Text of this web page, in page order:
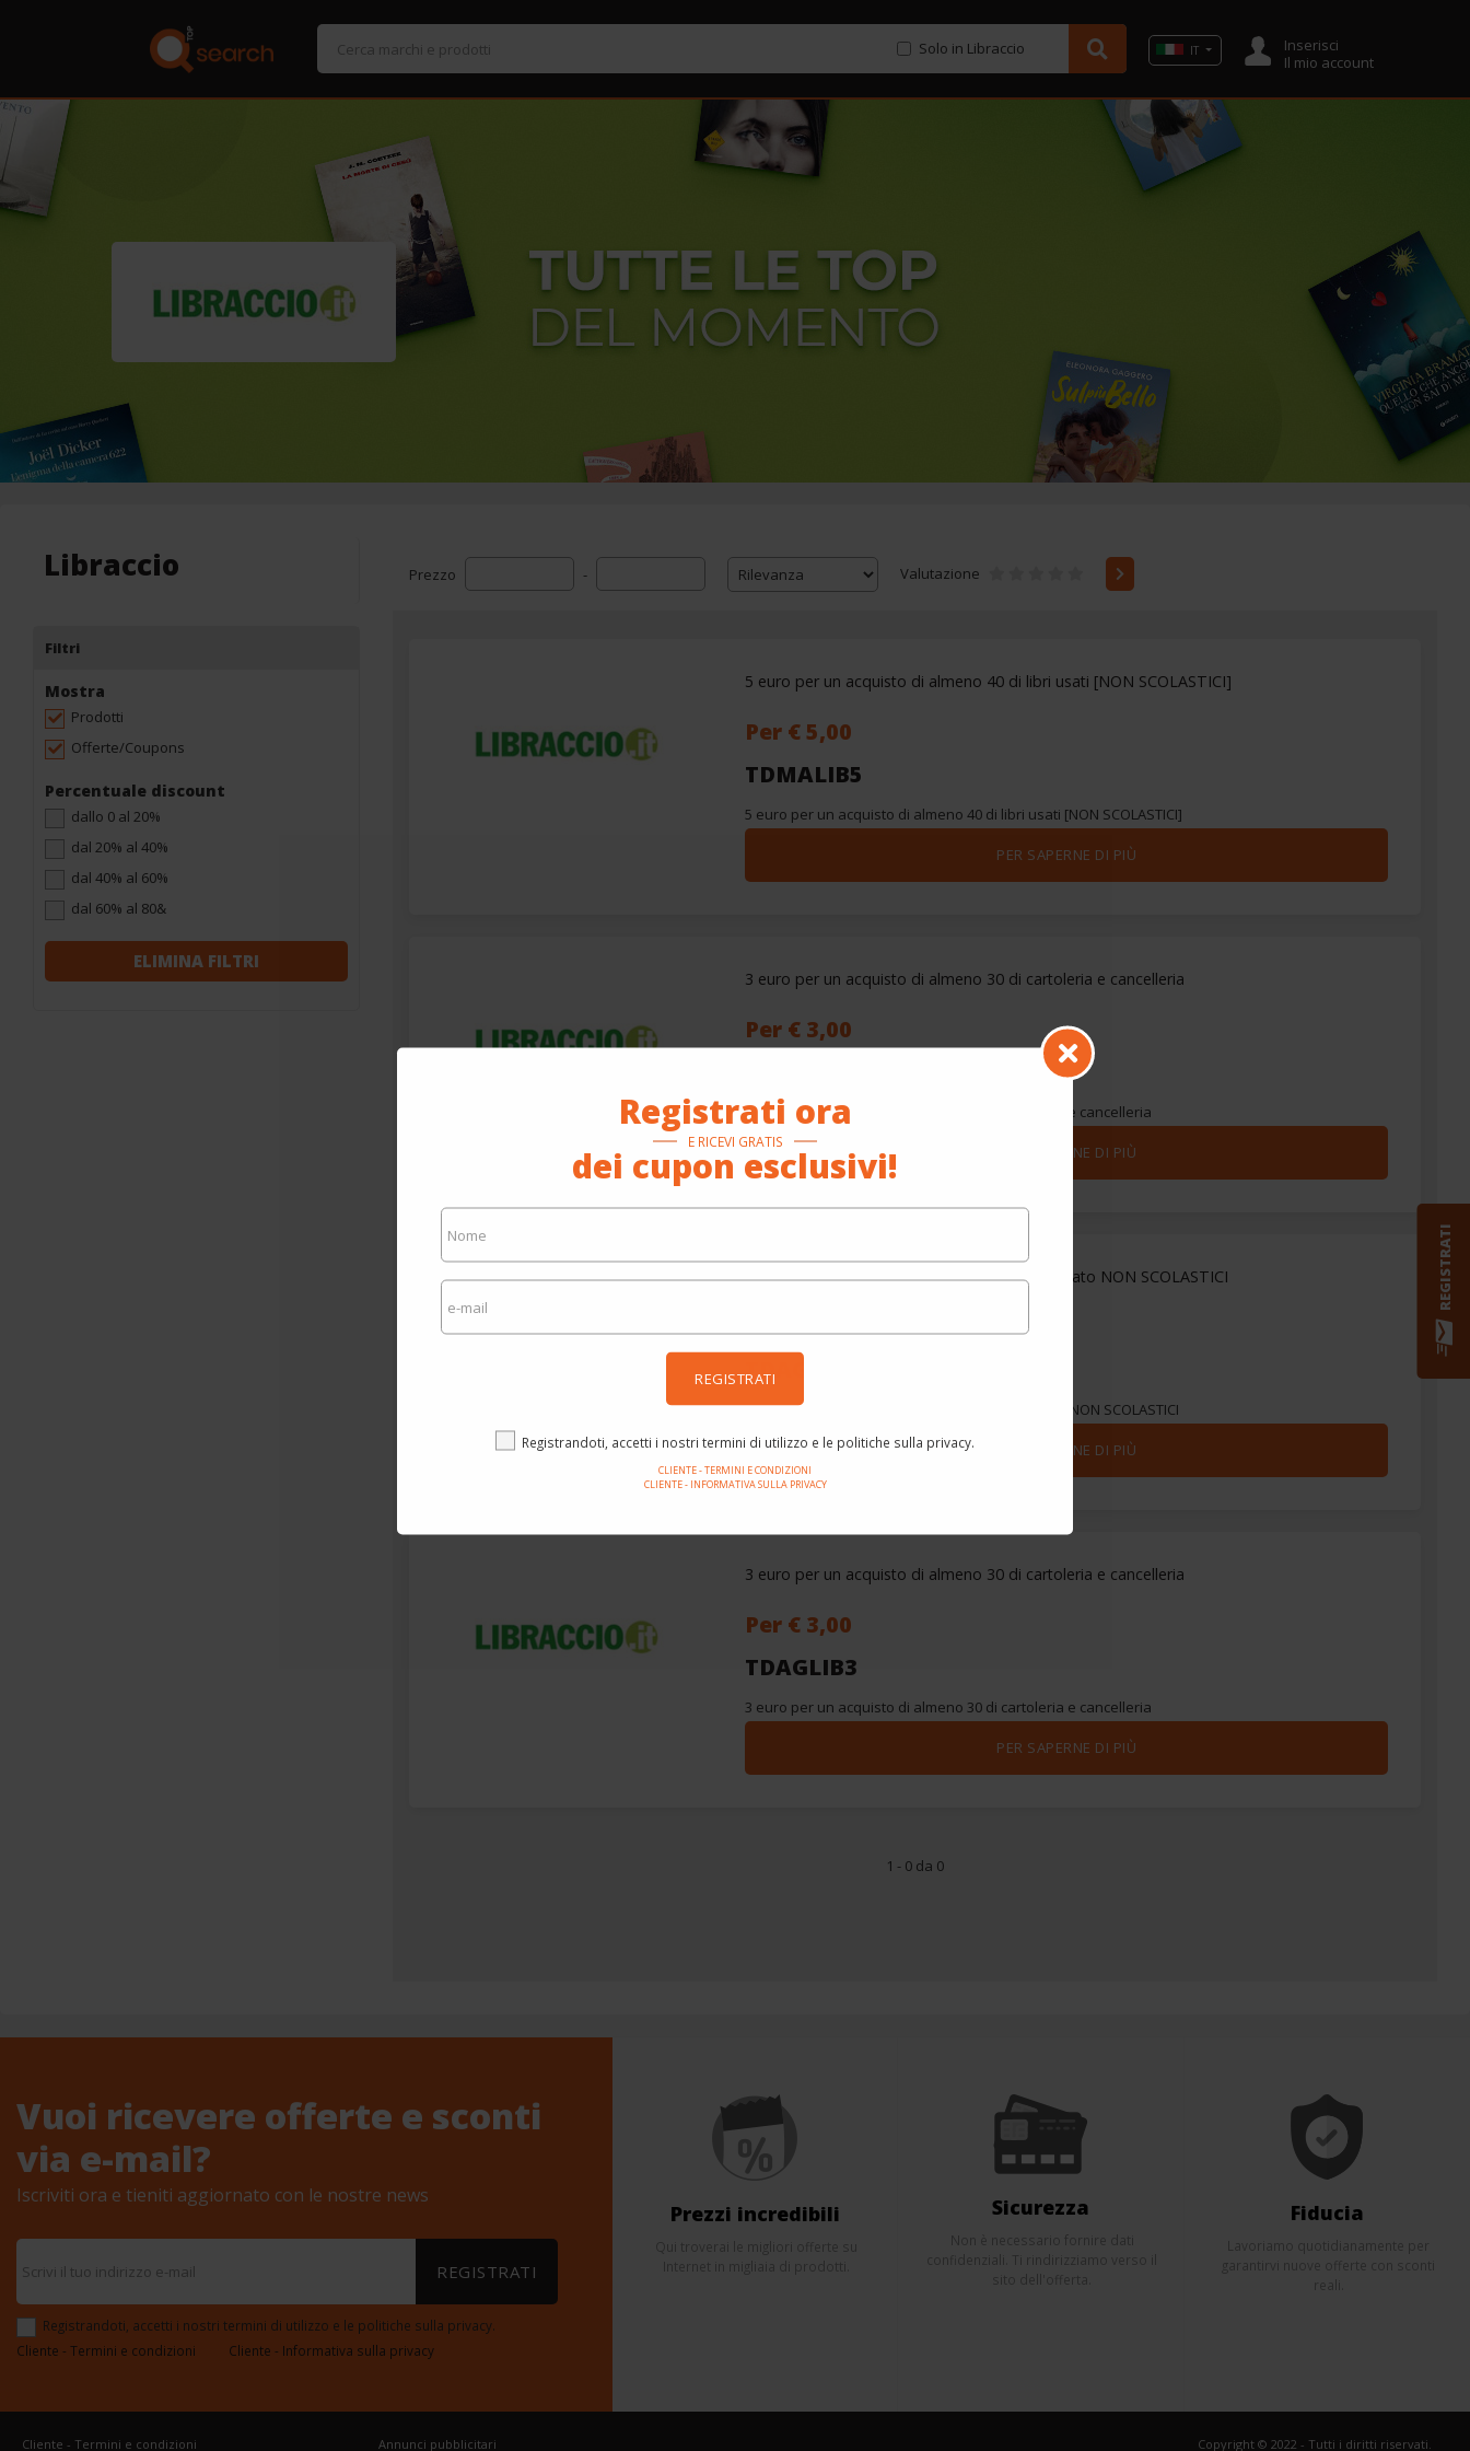
Registrati ora
E RICEVI GRATIS
dei cupon esclusivi!
REGISTRATI
Registrandoti, accetti i nostri termini di utilizzo e le politiche sulla privacy.
CLIENTE - TERMINI E CONDIZIONI
CLIENTE - INFORMATIVA SULLA PRIVACY
REGISTRATI
Solo in Libraccio IT
Inserisci
Il mio account
Libraccio
Filtri
Mostra
Prodotti
Offerte/Coupons
Percentuale discount
dallo 0 al 20%
dal 20% al 40%
dal 40% al 60%
dal 60% al 80&
ELIMINA FILTRI
Prezzo - Valutazione
5 euro per un acquisto di almeno 40 di libri usati [NON SCOLASTICI]
Per € 5,00
TDMALIB5
5 euro per un acquisto di almeno 40 di libri usati [NON SCOLASTICI]
PER SAPERNE DI PIÙ
3 euro per un acquisto di almeno 30 di cartoleria e cancelleria
Per € 3,00
3 euro per un acquisto di almeno 30 di cartoleria e cancelleria
PER SAPERNE DI PIÙ
5 euro per un acquisto di almeno 40 di libri usato NON SCOLASTICI
Per € 5,00
TDAGLIB5
5 euro per un acquisto di almeno 40 di libri usato NON SCOLASTICI
PER SAPERNE DI PIÙ
3 euro per un acquisto di almeno 30 di cartoleria e cancelleria
Per € 3,00
TDAGLIB3
3 euro per un acquisto di almeno 30 di cartoleria e cancelleria
PER SAPERNE DI PIÙ
1 - 0 da 0
Vuoi ricevere offerte e sconti
via e-mail?
Iscriviti ora e tieniti aggiornato con le nostre news
REGISTRATI
Registrandoti, accetti i nostri termini di utilizzo e le politiche sulla privacy.
Cliente - Termini e condizioni
Cliente - Informativa sulla privacy
Prezzi incredibili Sicurezza Fiducia
Cliente - Termini e condizioni Annunci pubblicitari Copyright © 2022 - Tutti i diritti riservati.